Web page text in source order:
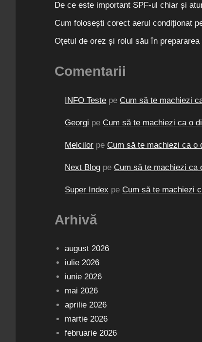
De ce este important SPF-ul chiar și
Cum folosești corect aerul condiționat
Oțetul de orez și rolul său în
Comentarii
INFO Teste pe Cum să te machiezi
Georgi pe Cum să te machiezi ca o
Melcilor pe Cum să te machiezi ca o
Next Blog pe Cum să te machiezi ca
Super Index pe Cum să te machiezi
Arhivă
august 2026
iulie 2026
iunie 2026
mai 2026
aprilie 2026
martie 2026
februarie 2026